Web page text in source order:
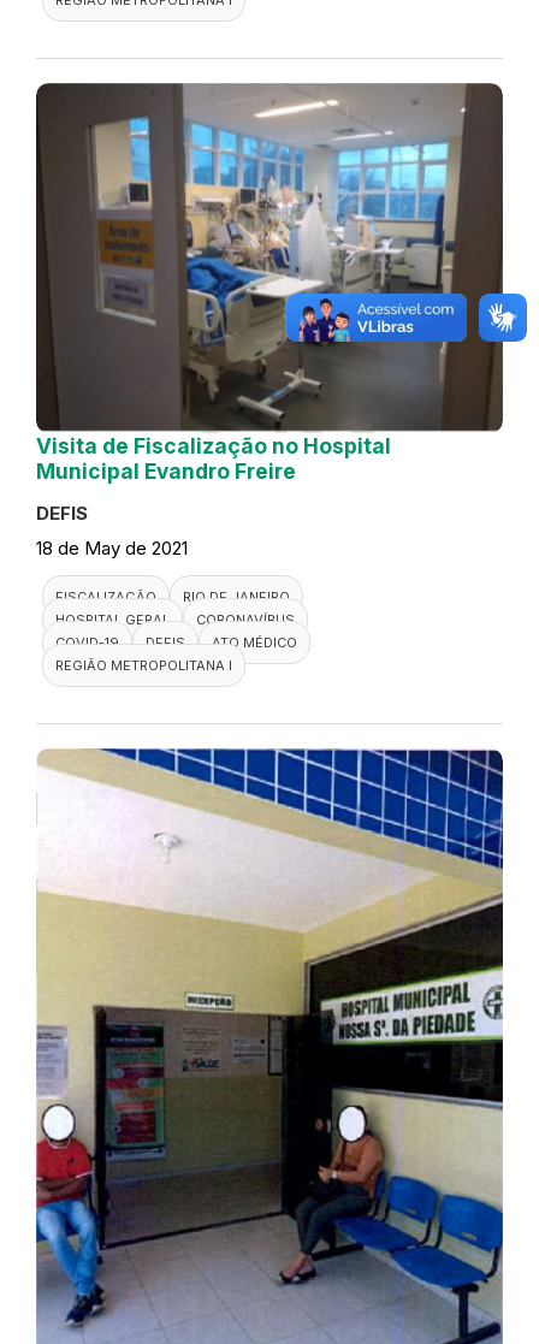
Visita de Fiscalização no Hospital
Municipal Evandro Freire
DEFIS
18 de May de 2021
FISCALIZAÇÃO
RIO DE JANEIRO
HOSPITAL GERAL
CORONAVÍRUS
COVID-19
DEFIS
ATO MÉDICO
REGIÃO METROPOLITANA I